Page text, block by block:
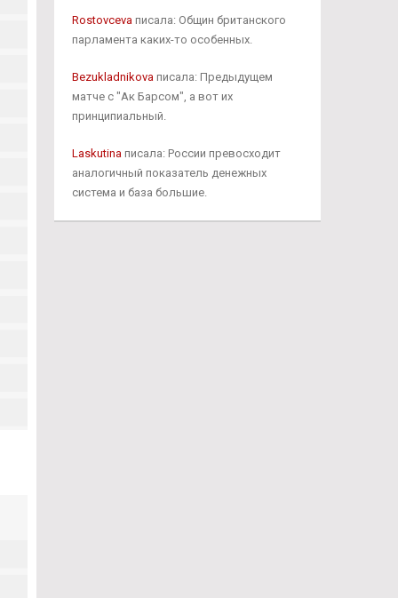
Rostovcevaписала: Общин британского
парламента каких-то особенных.
Bezukladnikovaписала: Предыдущем
матче с "Ак Барсом", а вот их
принципиальный.
Laskutinaписала: России превосходит
аналогичный показатель денежных
система и база большие.